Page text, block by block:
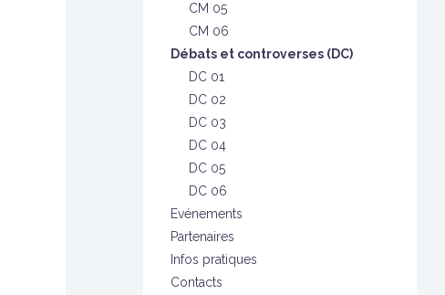
CM 05
CM 06
Débats et controverses (DC)
DC 01
DC 02
DC 03
DC 04
DC 05
DC 06
Evénements
Partenaires
Infos pratiques
Contacts